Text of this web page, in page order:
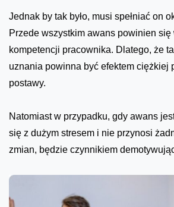
Jednak by tak było, musi spełniać on
Przede wszystkim awans powinien
kompetencji pracownika. Dlatego, że
uznania powinna być efektem ciężkiej
postawy.
Natomiast w przypadku, gdy awans
się z dużym stresem i nie przynosi
zmian, będzie czynnikiem